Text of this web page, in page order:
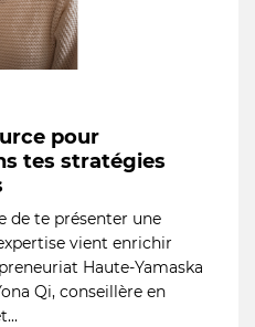
pour
tes stratégies
de te présenter une
vient enrichir
Haute-Yamaska
Qi, conseillère en